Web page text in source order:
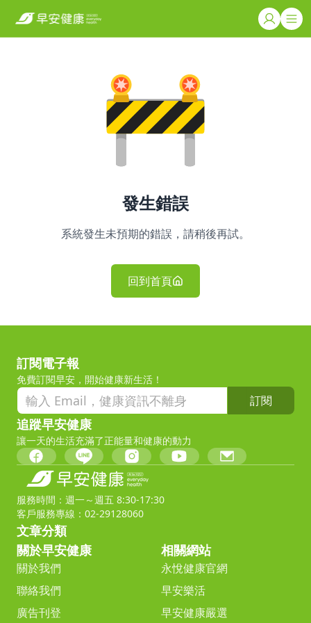
發生錯誤
系統發生未預期的錯誤，請稍後再試。
回到首頁
訂閱電子報
免費訂閱早安，開始健康新生活！
訂閱
追蹤早安健康
讓一天的生活充滿了正能量和健康的動力
服務時間：週一～週五 8:30-17:30
客戶服務專線：02-29128060
文章分類
關於早安健康
關於我們
聯絡我們
廣告刊登
相關網站
永悅健康官網
早安樂活
早安健康嚴選